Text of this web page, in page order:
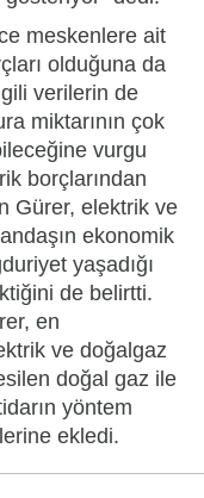
meskenlere ait
olduğuna da
verilerin de
miktarının çok
vurgu
borçlarından
Gürer, elektrik ve
ekonomik
yaşadığı
de belirtti.
en
ve doğalgaz
doğal gaz ile
yöntem
ekledi.